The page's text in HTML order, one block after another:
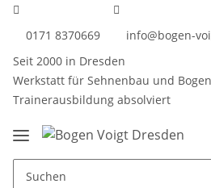
0171 8370669
info@bogen-
Seit 2000 in Dresden
Werkstatt für Sehnenbau und
Trainerausbildung absolviert